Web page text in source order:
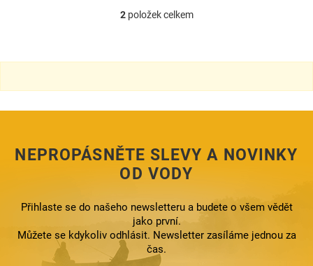
O
á
a
í
v
k
y
ý
p
i
s
u
2položek celkem
NEPROPÁSNĚTE SLEVY A NOVINKY
OD VODY
Přihlaste se do našeho newsletteru a budete o všem vědět
jako první.
Můžete se kdykoliv odhlásit. Newsletter zasíláme jednou za
čas.